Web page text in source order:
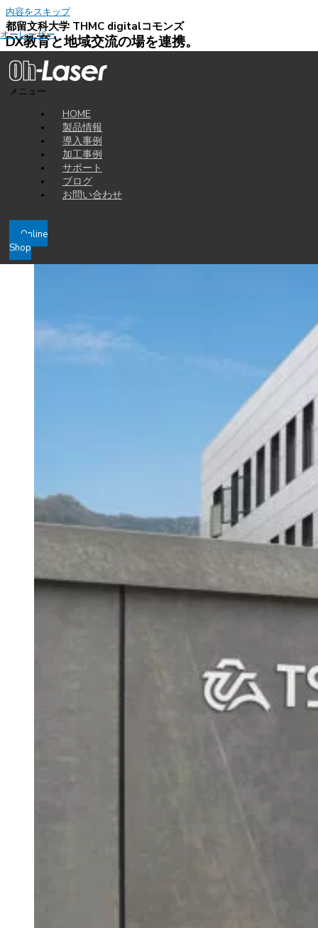
内容をスキップ
オーレーザー
メニュー
HOME
製品情報
導入事例
加工事例
サポート
ブログ
お問い合わせ
Online
Shop
都留文科大学 THMC digitalコモンズ
DX教育と地域交流の場を連携。
新たな価値の創造で学生たちの未来に貢献。
Prologue
つる
る大学で、東日本エリア唯一の公立の教員養成系大学です。
2023年には、時代が求める新しい教育を実践・経験できる場として、先
進的な設備を有する THMC を竣工しました。
HAJIME を利用した様々な企画やプロジェクトに取り組んでいます。